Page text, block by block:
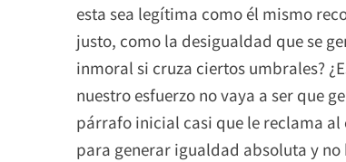
esta sea legítima como él mismo
justo, como la desigualdad que se
inmoral si cruza ciertos umbrales?
nuestro esfuerzo no vaya a ser que
párrafo inicial casi que le reclama
para generar igualdad absoluta y